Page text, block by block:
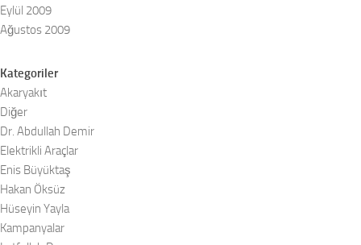
Eylül 2009
Ağustos 2009
Kategoriler
Akaryakıt
Diğer
Dr. Abdullah Demir
Elektrikli Araçlar
Enis Büyüktaş
Hakan Öksüz
Hüseyin Yayla
Kampanyalar